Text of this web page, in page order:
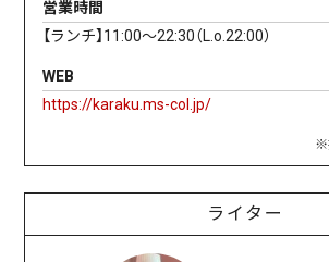
営業時間
【ランチ】11:00〜22:30（L.o.22:00）
WEB
https://karaku.ms-col.jp/
※
ライター